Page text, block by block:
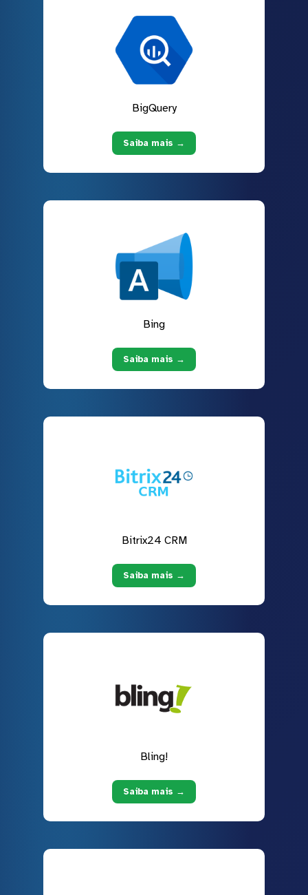
BigQuery
Saiba mais →
Bing
Saiba mais →
Bitrix24 CRM
Saiba mais →
Bling!
Saiba mais →